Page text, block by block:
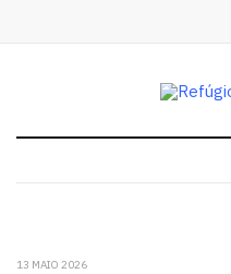
13 MAIO 2026